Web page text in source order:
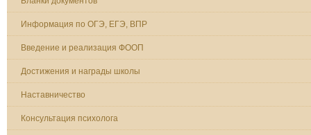
Информация по ОГЭ, ЕГЭ, ВПР
Введение и реализация ФООП
Достижения и награды школы
Наставничество
Консультация психолога